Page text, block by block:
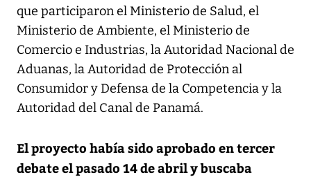
que participaron el Ministerio de Salud, el
Ministerio de Ambiente, el Ministerio de
Comercio e Industrias, la Autoridad Nacional de
Aduanas, la Autoridad de Protección al
Consumidor y Defensa de la Competencia y la
Autoridad del Canal de Panamá.
El proyecto había sido aprobado en tercer
debate el pasado 14 de abril y buscaba